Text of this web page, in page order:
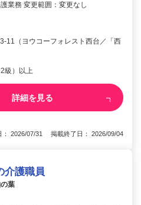
業務 変更範囲：変更なし
11（ヨウコーフォレスト西台／「西
級）以上
詳細を見る
： 2026/07/31 掲載終了日： 2026/09/04
介護職員
葉